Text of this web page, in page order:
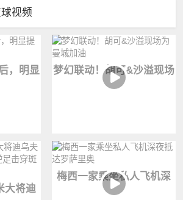
视频
，明显
梦幻联动！胡可&沙溢现场
大将迪
梅西一家乘坐私人飞机深